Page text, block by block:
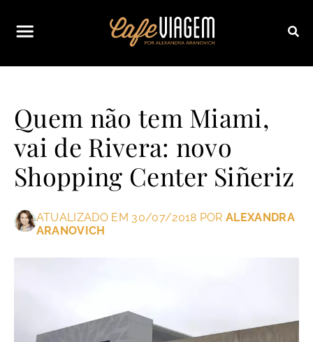
Quem não tem Miami,
vai de Rivera: novo
Shopping Center Siñeriz
ATUALIZADO EM 30/07/2018 PORALEXANDRA
ARANOVICH